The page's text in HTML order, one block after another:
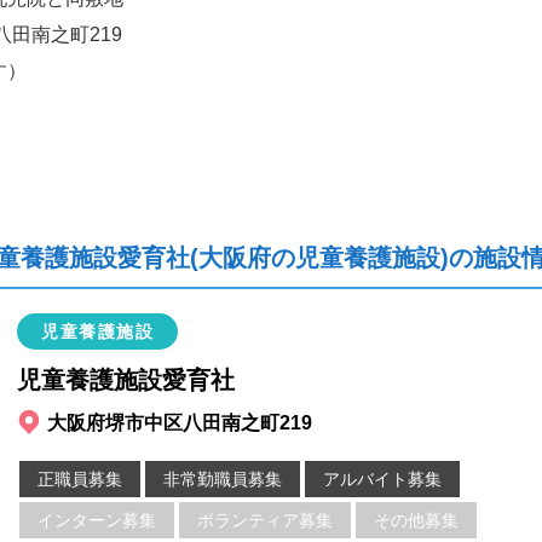
田南之町219
養護施設愛育社(大阪府の児童養護施設)の施設
児童養護施設
児童養護施設愛育社
大阪府堺市中区八田南之町219
正職員募集 非常勤職員募集 アルバイト募集
インターン募集 ボランティア募集 その他募集